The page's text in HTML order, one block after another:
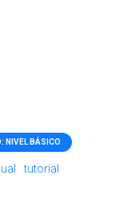
NIVEL BÁSICO
tutorial